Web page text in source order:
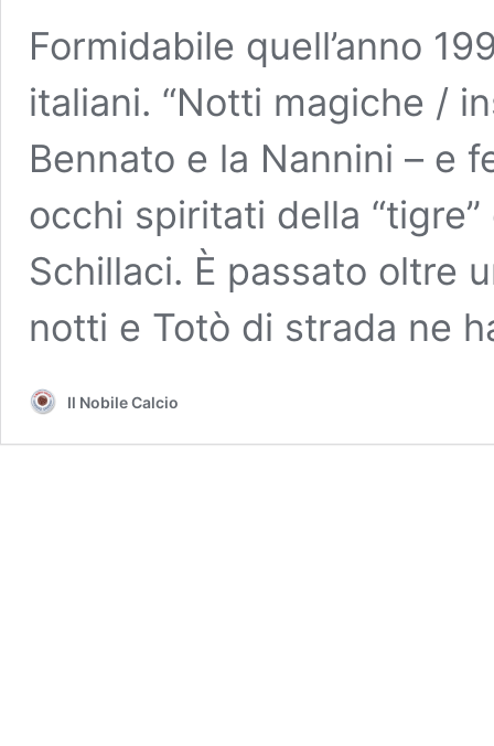
Formidabile quell’anno
italiani. “Notti magiche /
Bennato e la Nannini – e
occhi spiritati della
Schillaci. È passato oltre
notti e Totò di strada ne
Il Nobile Calcio